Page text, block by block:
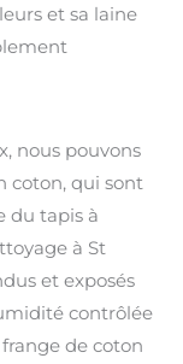
et sa laine
nous pouvons
coton, qui sont
du tapis à
à St
et exposés
contrôlée
de coton